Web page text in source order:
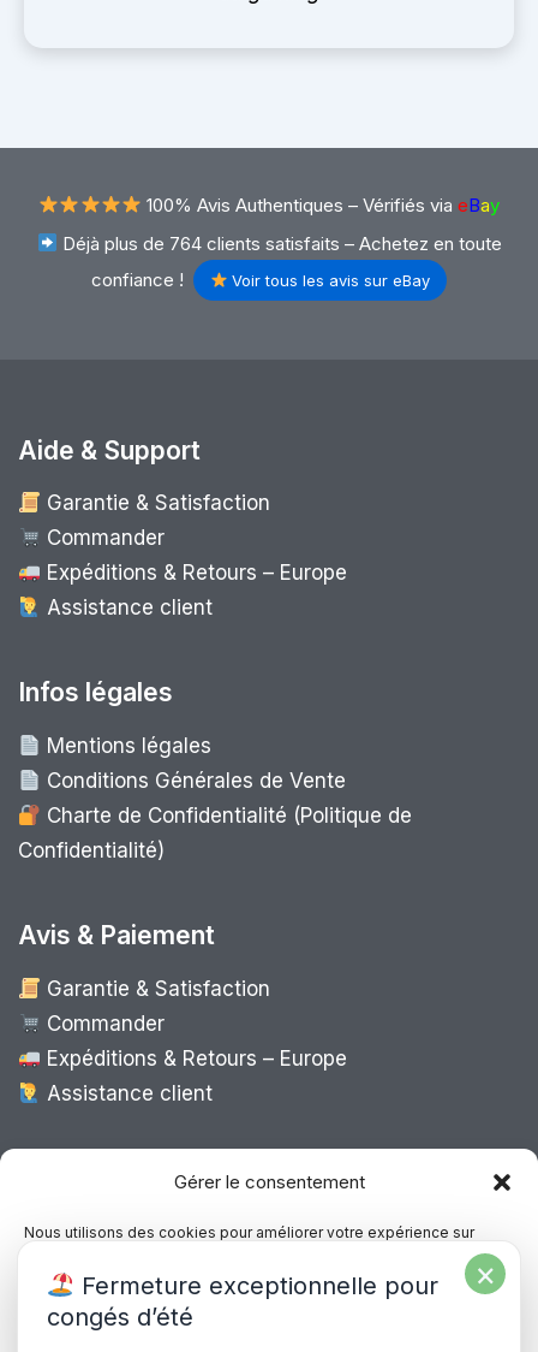
Gérer le consentement
Nous utilisons des cookies pour améliorer votre expérience sur
notre site, analyser le trafic et proposer des contenus personnalisés.
Vous pouvez accepter, refuser ou gérer vos préférences à tout
moment.
100% Avis Authentiques – Vérifiés via eBay
Déjà plus de 764 clients satisfaits – Achetez en toute
confiance !
Voir tous les avis sur eBay
Aide & Support
Garantie & Satisfaction
Commander
Expéditions & Retours – Europe
Assistance client
Infos légales
Mentions légales
Conditions Générales de Vente
Charte de Confidentialité (Politique de
Confidentialité)
Avis & Paiement
Garantie & Satisfaction
Commander
Expéditions & Retours – Europe
Assistance client
Expédition Europe
Livraison rapide dans toute l’Europe via
“ Mondial Relay
×
Fermeture exceptionnelle pour
congés d’été